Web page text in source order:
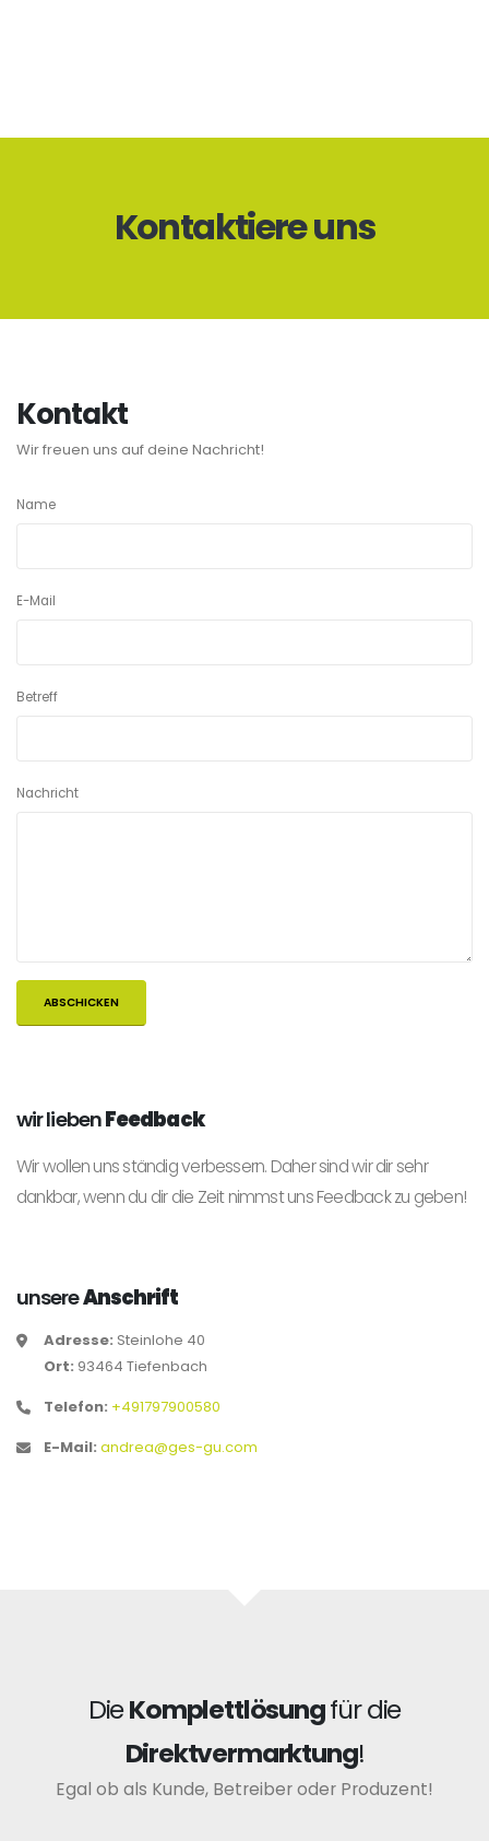
Kontaktiere uns
Kontakt
Wir freuen uns auf deine Nachricht!
Name
E-Mail
Betreff
Nachricht
wir liebenFeedback
Wir wollen uns ständig verbessern. Daher sind wir dir sehr
dankbar, wenn du dir die Zeit nimmst uns Feedback zu geben!
unsereAnschrift
Adresse: Steinlohe 40
Ort: 93464 Tiefenbach
Telefon: +491797900580
E-Mail: andrea@ges-gu.com
DieKomplettlösungfür die
Direktvermarktung!
Egal ob als Kunde, Betreiber oder Produzent!